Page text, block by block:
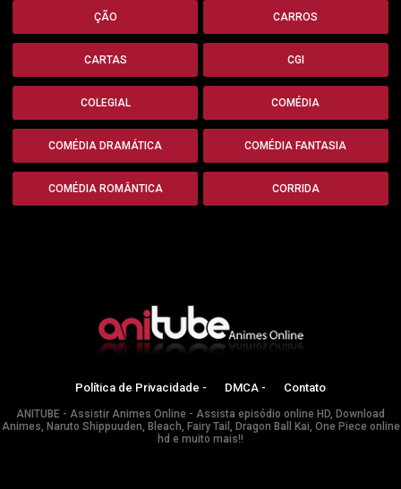
ÇÃO CARROS
CARTAS CGI
COLEGIAL COMÉDIA
COMÉDIA DRAMÁTICA COMÉDIA FANTASIA
COMÉDIA ROMÂNTICA CORRIDA
Política de Privacidade - DMCA - Contato
ANITUBE - Assistir Animes Online - Assista episódio online HD, Download
Animes, Naruto Shippuuden, Bleach, Fairy Tail, Dragon Ball Kai, One Piece online
hd e muito mais!!